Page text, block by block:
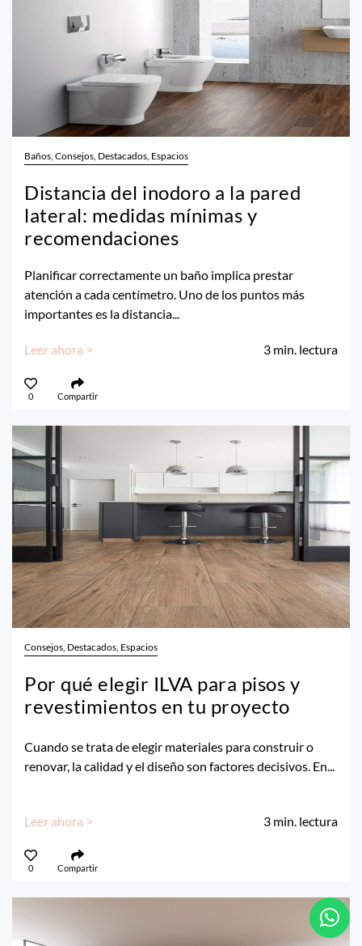
Baños, Consejos, Destacados, Espacios
Distancia del inodoro a la pared
lateral: medidas mínimas y
recomendaciones
Planificar correctamente un baño implica prestar
atención a cada centímetro. Uno de los puntos más
importantes es la distancia...
Leer ahora > 3 min. lectura
0 Compartir
Consejos, Destacados, Espacios
Por qué elegir ILVA para pisos y
revestimientos en tu proyecto
Cuando se trata de elegir materiales para construir o
renovar, la calidad y el diseño son factores decisivos. En...
Leer ahora > 3 min. lectura
0 Compartir